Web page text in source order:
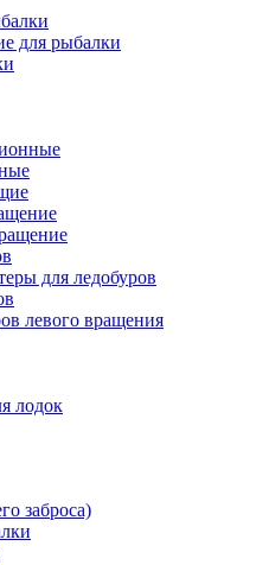
для рыбалки
для ледобуров
левого вращения
лодок
заброса)